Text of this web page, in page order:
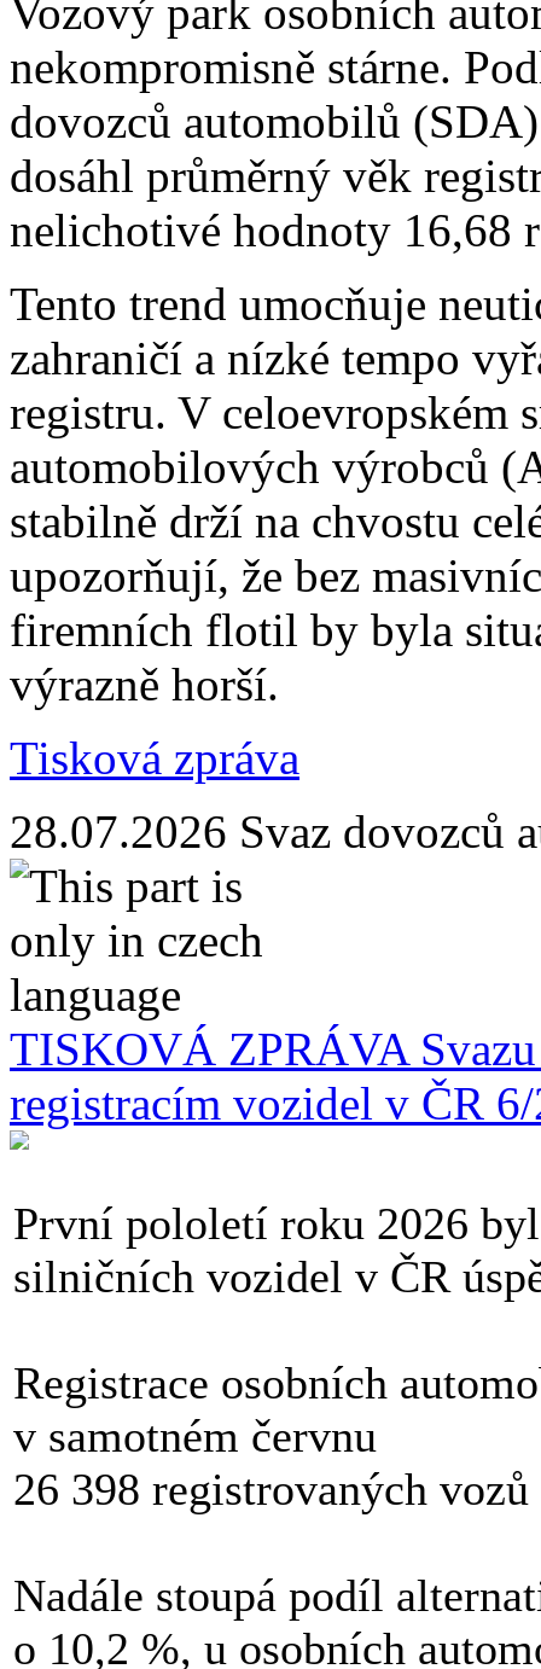
Vozový park osobních
nekompromisně stárne.
dovozců automobilů
dosáhl průměrný věk
nelichotivé hodnoty 16,68
Tento trend umocňuje
zahraničí a nízké tempo
registru. V celoevropském
automobilových výrobců
stabilně drží na chvostu
upozorňují, že bez
firemních flotil by byla
výrazně horší.
Tisková zpráva
28.07.2026 Svaz dovozců
TISKOVÁ ZPRÁVA
registracím vozidel v ČR
První pololetí roku 2026
silničních vozidel v ČR
Registrace osobních
v samotném červnu
26 398 registrovaných
Nadále stoupá podíl
o 10,2 %, u osobních